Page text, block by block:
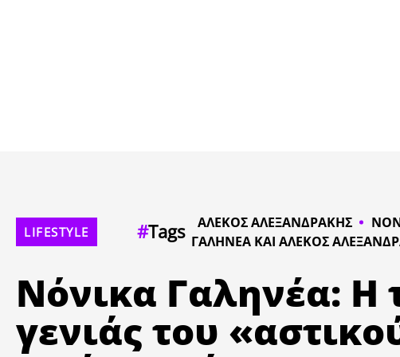
LIFESTYLE #Tags ΑΛΕΚΟΣ ΑΛΕΞΑΝΔΡΑΚΗΣ
ΓΑΛΗΝΕΑ ΚΑΙ ΑΛΕΚΟΣ
Νόνικα Γαληνέα: H
γενιάς του